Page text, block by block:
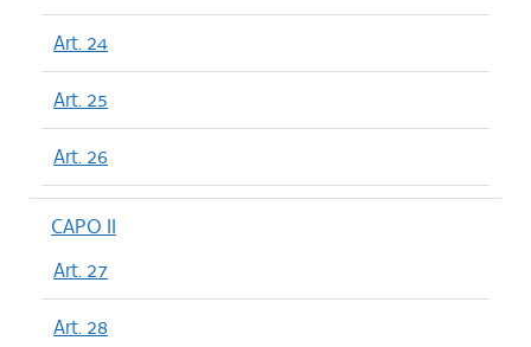
Art. 24
Art. 25
Art. 26
CAPO II
Art. 27
Art. 28